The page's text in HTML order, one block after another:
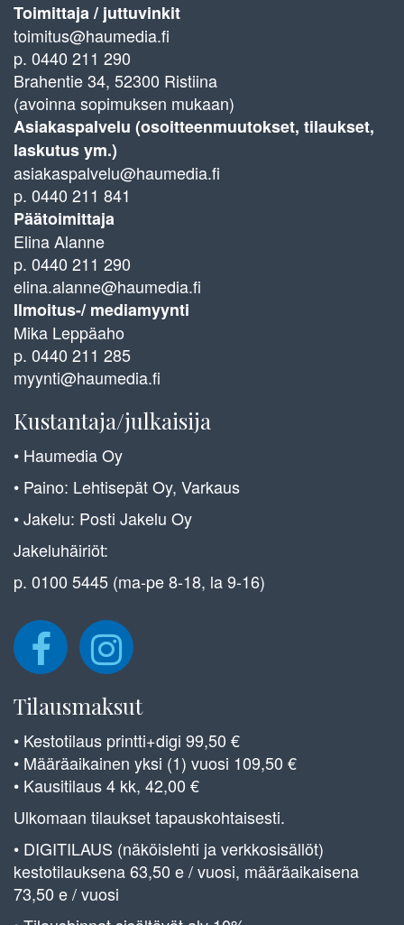
Toimittaja / juttuvinkit
toimitus@haumedia.fi
p. 0440 211 290
Brahentie 34, 52300 Ristiina
(avoinna sopimuksen mukaan)
Asiakaspalvelu (osoitteenmuutokset, tilaukset,
laskutus ym.)
asiakaspalvelu@haumedia.fi
p. 0440 211 841
Päätoimittaja
Elina Alanne
p. 0440 211 290
elina.alanne@haumedia.fi
Ilmoitus-/ mediamyynti
Mika Leppäaho
p. 0440 211 285
myynti@haumedia.fi
Kustantaja/julkaisija
• Haumedia Oy
• Paino: Lehtisepät Oy, Varkaus
• Jakelu: Posti Jakelu Oy
Jakeluhäiriöt:
p. 0100 5445 (ma-pe 8-18, la 9-16)
Tilausmaksut
• Kestotilaus printti+digi 99,50 €
• Määräaikainen yksi (1) vuosi 109,50 €
• Kausitilaus 4 kk, 42,00 €
Ulkomaan tilaukset tapauskohtaisesti.
• DIGITILAUS (näköislehti ja verkkosisällöt)
kestotilauksena 63,50 e / vuosi, määräaikaisena
73,50 e / vuosi